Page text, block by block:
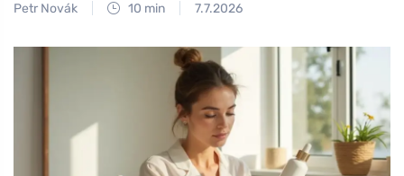
Petr Novák 10 min 7.7.2026